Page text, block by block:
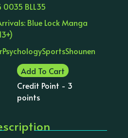
0035 BLL35
Blue Lock Manga
PsychologySportsShounen
Add To Cart
Credit Point - 3
points